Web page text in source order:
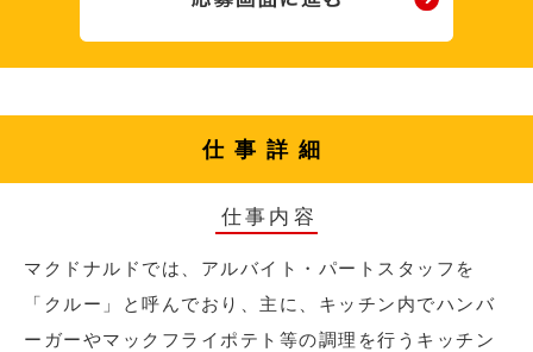
仕事詳細
仕事内容
マクドナルドでは、アルバイト・パートスタッフを
「クルー」と呼んでおり、主に、キッチン内でハンバ
ーガーやマックフライポテト等の調理を行うキッチン